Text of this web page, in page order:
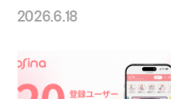
2026.6.18